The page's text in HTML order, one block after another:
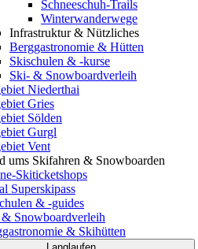
Schneeschuh-Trails
Winterwanderwege
Infrastruktur & Nützliches
Berggastronomie & Hütten
Skischulen & -kurse
Ski- & Snowboardverleih
Niederthai
Gries
Sölden
Gurgl
Vent
ums Skifahren & Snowboarden
Skiticketshops
Superskipass
& -guides
Snowboardverleih
& Skihütten